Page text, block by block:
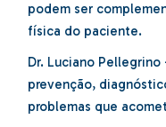
podem ser
física do paciente.
Dr. Luciano
prevenção,
problemas que